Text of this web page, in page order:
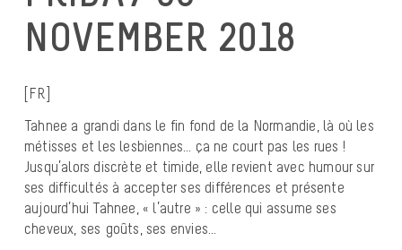
NOVEMBER 2018
[FR]
Tahnee a grandi dans le fin fond de la Normandie, là où les
métisses et les lesbiennes… ça ne court pas les rues !
Jusqu’alors discrète et timide, elle revient avec humour sur
ses difficultés à accepter ses différences et présente
aujourd’hui Tahnee, « l’autre » : celle qui assume ses
cheveux, ses goûts, ses envies…